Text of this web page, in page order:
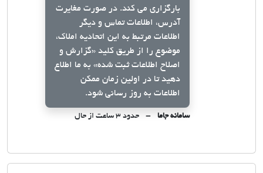
بارگزاری می کند. در صورت مغایرت
آدرس، اطلاعات تماس و دیگر
اطلاعات مرتبط به این اتحادیه املاک،
موضوع را از طریق کلید «گزارش و
اصلاح اطلاعات ثبت شده» به ما اطلاع
دهید تا در اولین زمان ممکن
اطلاعات به روز رسانی شود.
سامانه جاما حدود ۳ ساعت از حال